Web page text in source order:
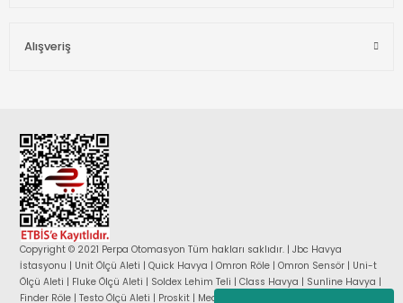
Alışveriş
Copyright © 2021 Perpa Otomasyon Tüm hakları saklıdır. | Jbc Havya
İstasyonu | Unit Ölçü Aleti | Quick Havya | Omron Röle | Omron Sensör | Uni-t
Ölçü Aleti | Fluke Ölçü Aleti | Soldex Lehim Teli | Class Havya | Sunline Havya |
Finder Röle | Testo Ölçü Aleti | Proskit | Mean Well Güç Kaynağı |